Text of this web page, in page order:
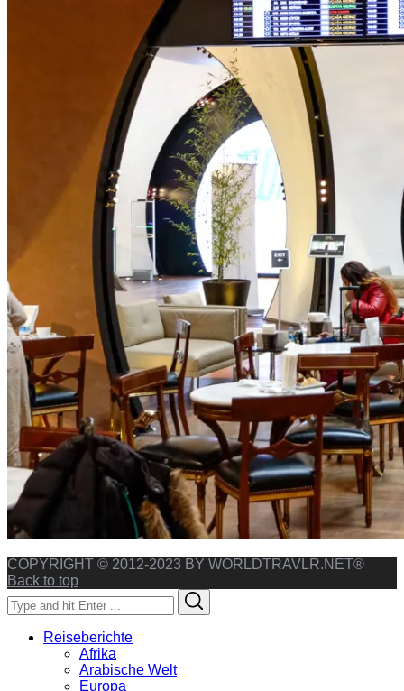
COPYRIGHT © 2012-2023 BY WORLDTRAVLR.NET®
Back to top
Search
for:
Reiseberichte
Afrika
Arabische Welt
Europa